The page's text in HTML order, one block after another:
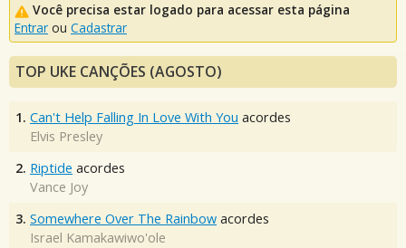
Você precisa estar logado para acessar esta página
Entrar ou Cadastrar
TOP UKE CANÇÕES (AGOSTO)
1. Can't Help Falling In Love With You acordes
Elvis Presley
2. Riptide acordes
Vance Joy
3. Somewhere Over The Rainbow acordes
Israel Kamakawiwo'ole